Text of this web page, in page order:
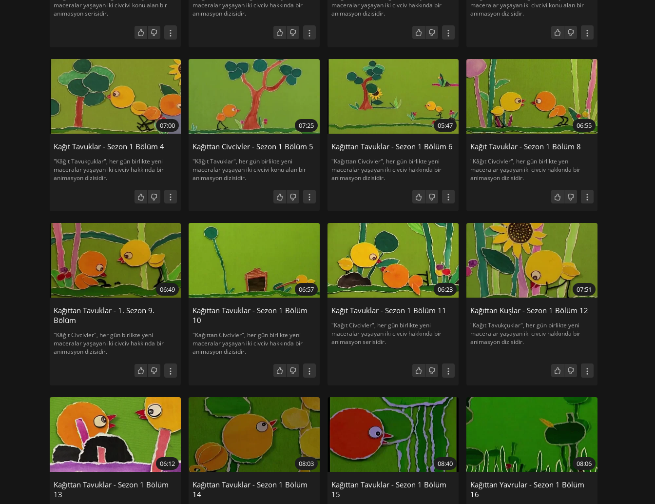
maceralar yaşayan iki civcivi konu alan bir
animasyon serisidir.
maceralar yaşayan iki civciv hakkında bir
animasyon dizisidir.
maceralar yaşayan iki civciv hakkında bir
animasyon dizisidir.
maceralar yaşayan iki civcivi konu alan bir
animasyon dizisidir.
07:00
Kağıt Tavuklar - Sezon 1 Bölüm 4
"Kâğıt Tavukçuklar", her gün birlikte yeni
maceralar yaşayan iki civciv hakkında bir
animasyon dizisidir.
07:25
Kağıttan Civcivler - Sezon 1 Bölüm 5
"Kâğıt Tavuklar", her gün birlikte yeni
maceralar yaşayan iki civcivi konu alan bir
animasyon dizisidir.
05:47
Kağıttan Tavuklar - Sezon 1 Bölüm 6
"Kağıttan Civcivler", her gün birlikte yeni
maceralar yaşayan iki civciv hakkında bir
animasyon dizisidir.
06:55
Kağıt Tavuklar - Sezon 1 Bölüm 8
"Kâğıt Civcivler", her gün birlikte yeni
maceralar yaşayan iki civciv hakkında bir
animasyon dizisidir.
06:49
Kağıttan Tavuklar - 1. Sezon 9.
Bölüm
"Kâğıt Civcivler", her gün birlikte yeni
maceralar yaşayan iki civciv hakkında bir
animasyon dizisidir.
06:57
Kağıttan Tavuklar - Sezon 1 Bölüm
10
"Kağıttan Civcivler", her gün birlikte yeni
maceralar yaşayan iki civciv hakkında bir
animasyon dizisidir.
06:23
Kağıt Tavuklar - Sezon 1 Bölüm 11
"Kağıt Civcivler", her gün birlikte yeni
maceralar yaşayan iki civciv hakkında bir
animasyon serisidir.
07:51
Kağıttan Kuşlar - Sezon 1 Bölüm 12
"Kağıt Tavukçuklar", her gün birlikte yeni
maceralar yaşayan iki civciv hakkında bir
animasyon dizisidir.
06:12
Kağıttan Tavuklar - Sezon 1 Bölüm
13
08:03
Kağıttan Tavuklar - Sezon 1 Bölüm
14
08:40
Kağıttan Tavuklar - Sezon 1 Bölüm
15
08:06
Kağıttan Yavrular - Sezon 1 Bölüm
16